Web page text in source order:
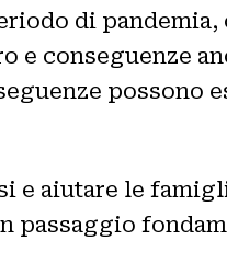
di pandemia,
e conseguenze
possono
e aiutare le